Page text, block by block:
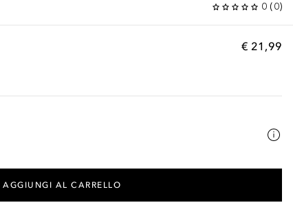
0 (0)
€ 21,99
AGGIUNGI AL CARRELLO